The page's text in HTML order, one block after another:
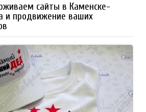
сайты в Каменске-
и продвижение ваших